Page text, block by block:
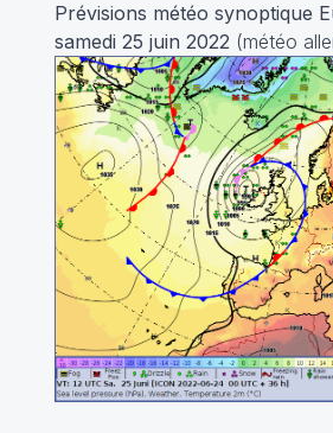
Prévisions météo synoptique
samedi 25 juin 2022 (météo